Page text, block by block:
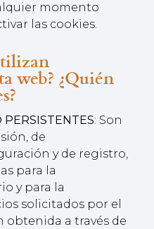
momento
las cookies.
web? ¿Quién
PERSISTENTES: Son
de
y de registro,
para la
y para la
solicitados por el
obtenida a través de